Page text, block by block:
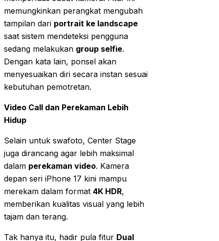
memungkinkan perangkat mengubah
tampilan dari portrait ke landscape
saat sistem mendeteksi pengguna
sedang melakukan group selfie.
Dengan kata lain, ponsel akan
menyesuaikan diri secara instan sesuai
kebutuhan pemotretan.
Video Call dan Perekaman Lebih
Hidup
Selain untuk swafoto, Center Stage
juga dirancang agar lebih maksimal
dalam perekaman video. Kamera
depan seri iPhone 17 kini mampu
merekam dalam format 4K HDR,
memberikan kualitas visual yang lebih
tajam dan terang.
Tak hanya itu, hadir pula fitur Dual